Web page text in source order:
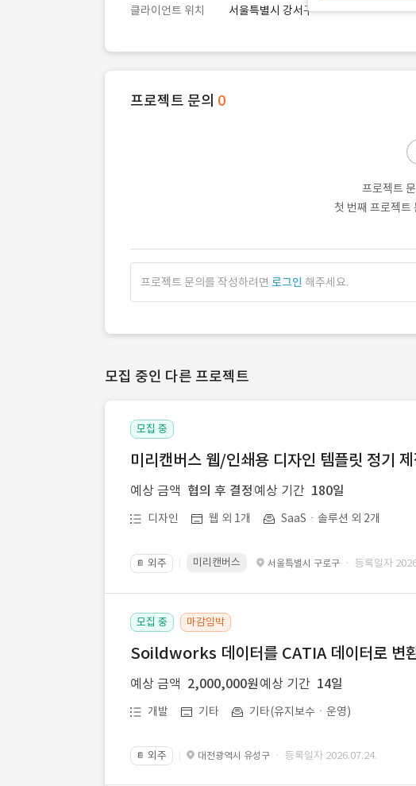
클라이언트 위치
서울특별시 강서구
프로젝트 문의 0
프로젝트
첫 번째 프로젝트
프로젝트 문의를 작성하려면 로그인 해주세요.
모집 중인 다른 프로젝트
모집 중
미리캔버스 웹/인쇄용 디자인 템플릿 정기
예상 금액 협의 후 결정 예상 기간 180일
디자인 웹 외 1개 SaaSㆍ솔루션 외 2개
📔 외주 미리캔버스 서울특별시 구로구 · 등록일자
모집 중 마감임박
Soildworks 데이터를 CATIA 데이터로 변
예상 금액 2,000,000원 예상 기간 14일
개발 기타 기타(유지보수ㆍ운영)
📔 외주 대전광역시 유성구 · 등록일자 2026.07.24.